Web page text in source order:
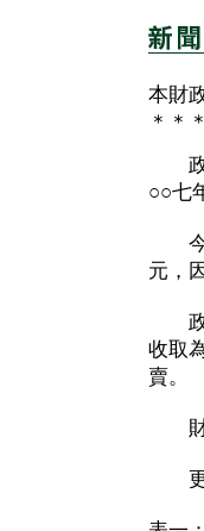
本財
＊＊
政
○○七
今
元，
政
收取
賣。
財
更